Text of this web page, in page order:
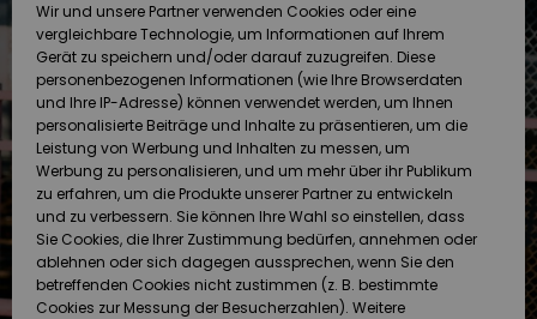
Schuhe&
Flip-Flops
Surf
Snow
Brandneu
Schuhe&
Flip-Flops
Surf
Snow
Brandneu
Highlights
Snow
SURF
Highlights
Community
SNOW
Snow Shop
Damen
Highlights
Community
DOPPELTER
RABATT
Outlet
Frauen
HILFE & KONTAKT
Retouren
Bezahlung
Geschenkkarte
Quiksilver
Freedom
Datenschutz
Wir und unsere Partner verwenden Cookies oder eine
vergleichbare Technologie, um Informationen auf Ihrem
Gerät zu speichern und/oder darauf zuzugreifen. Diese
personenbezogenen Informationen (wie Ihre Browserdaten
und Ihre IP-Adresse) können verwendet werden, um Ihnen
personalisierte Beiträge und Inhalte zu präsentieren, um die
Leistung von Werbung und Inhalten zu messen, um
Werbung zu personalisieren, und um mehr über ihr Publikum
zu erfahren, um die Produkte unserer Partner zu entwickeln
und zu verbessern. Sie können Ihre Wahl so einstellen, dass
Sie Cookies, die Ihrer Zustimmung bedürfen, annehmen oder
ablehnen oder sich dagegen aussprechen, wenn Sie den
betreffenden Cookies nicht zustimmen (z. B. bestimmte
Cookies zur Messung der Besucherzahlen). Weitere